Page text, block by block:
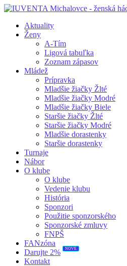
Aktuality
Ženy
A-Tím
Ligová tabuľka
Zoznam zápasov
Mládež
Prípravka
Mladšie žiačky Žlté
Mladšie žiačky Modré
Mladšie žiačky Biele
Staršie žiačky Žlté
Staršie žiačky Modré
Mladšie dorastenky
Staršie dorastenky
Turnaje
Nábor
O klube
O klube
Vedenie klubu
História
Sponzori
Použitie sponzorského
Sponzorské zmluvy
FNPŠ
FANzóna
Darujte 2%
NOVÉ
Kontakt